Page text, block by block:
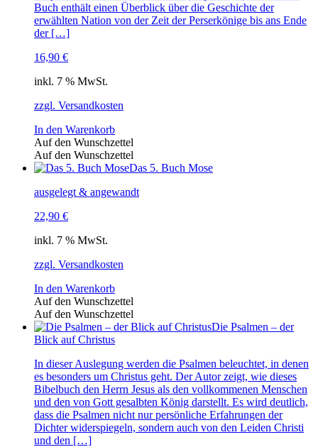
Buch enthält einen Überblick über die Geschichte der
erwählten Nation von der Zeit der Perserkönige bis ans Ende
der […]
16,90 €
inkl. 7 % MwSt.
zzgl. Versandkosten
In den Warenkorb
Auf den Wunschzettel
Auf den Wunschzettel
Das 5. Buch Mose
ausgelegt & angewandt
22,90 €
inkl. 7 % MwSt.
zzgl. Versandkosten
In den Warenkorb
Auf den Wunschzettel
Auf den Wunschzettel
Die Psalmen – der
Blick auf Christus
In dieser Auslegung werden die Psalmen beleuchtet, in denen
es besonders um Christus geht. Der Autor zeigt, wie dieses
Bibelbuch den Herrn Jesus als den vollkommenen Menschen
und den von Gott gesalbten König darstellt. Es wird deutlich,
dass die Psalmen nicht nur persönliche Erfahrungen der
Dichter widerspiegeln, sondern auch von den Leiden Christi
und den […]